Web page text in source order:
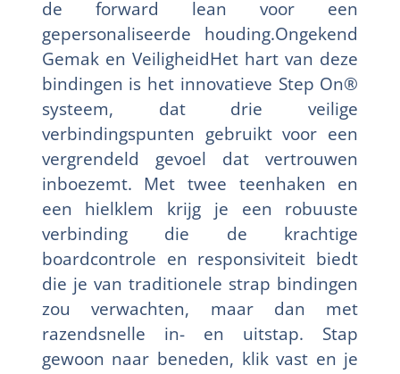
de forward lean voor een
gepersonaliseerde houding.Ongekend
Gemak en VeiligheidHet hart van deze
bindingen is het innovatieve Step On®
systeem, dat drie veilige
verbindingspunten gebruikt voor een
vergrendeld gevoel dat vertrouwen
inboezemt. Met twee teenhaken en
een hielklem krijg je een robuuste
verbinding die de krachtige
boardcontrole en responsiviteit biedt
die je van traditionele strap bindingen
zou verwachten, maar dan met
razendsnelle in- en uitstap. Stap
gewoon naar beneden, klik vast en je